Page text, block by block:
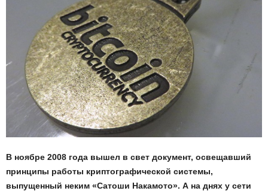
В ноябре 2008 года вышел в свет документ, освещавший
принципы работы криптографической системы,
выпущенный неким «Сатоши Накамото». А на днях у сети